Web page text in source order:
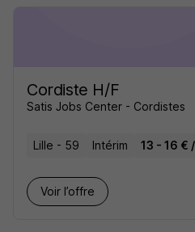
Cordiste H/F
Satis Jobs Center - Cordistes
Lille - 59 Intérim 13 - 16 €
Voir l’offre